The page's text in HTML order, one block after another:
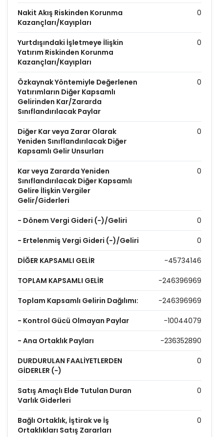
Nakit Akış Riskinden Korunma
Kazançları/Kayıpları
0
Yurtdışındaki İşletmeye İlişkin
Yatırım Riskinden Korunma
Kazançları/Kayıpları
0
Özkaynak Yöntemiyle Değerlenen
Yatırımların Diğer Kapsamlı
Gelirinden Kar/Zararda
Sınıflandırılacak Paylar
0
Diğer Kar veya Zarar Olarak
Yeniden Sınıflandırılacak Diğer
Kapsamlı Gelir Unsurları
0
Kar veya Zararda Yeniden
Sınıflandırılacak Diğer Kapsamlı
Gelire İlişkin Vergiler
Gelir/Giderleri
0
- Dönem Vergi Gideri (-)/Geliri 0
- Ertelenmiş Vergi Gideri (-)/Geliri 0
DİĞER KAPSAMLI GELİR -45734146
TOPLAM KAPSAMLI GELİR -246396969
Toplam Kapsamlı Gelirin Dağılımı: -246396969
- Kontrol Gücü Olmayan Paylar -10044079
- Ana Ortaklık Payları -236352890
DURDURULAN FAALİYETLERDEN
GİDERLER (-)
0
Satış Amaçlı Elde Tutulan Duran
Varlık Giderleri
0
Bağlı Ortaklık, İştirak ve İş
Ortaklıkları Satış Zararları
0